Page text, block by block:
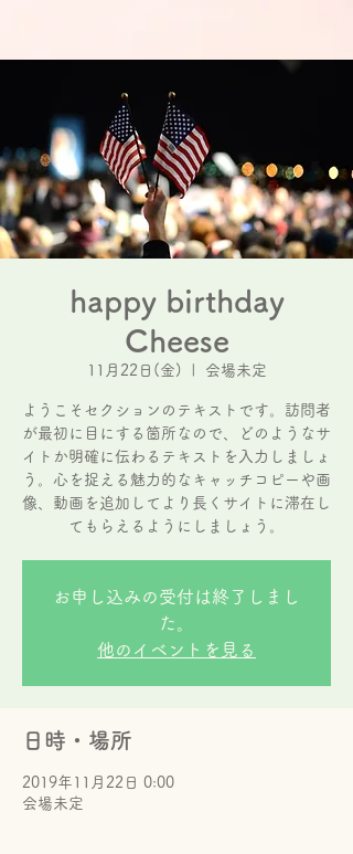
happy birthday
Cheese
11月22日(金) 会場未定
ようこそセクションのテキストです。訪問者
が最初に目にする箇所なので、どのようなサ
イトか明確に伝わるテキストを入力しましょ
う。心を捉える魅力的なキャッチコピーや画
像、動画を追加してより長くサイトに滞在し
てもらえるようにしましょう。
お申し込みの受付は終了しまし
た。
他のイベントを見る
日時・場所
2019年11月22日 0:00
会場未定